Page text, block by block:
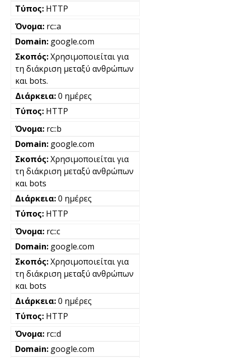
HTTP
rc::a
google.com
Χρησιμοποιείται για
τη διάκριση μεταξύ ανθρώπων
και bots.
0 ημέρες
HTTP
rc::b
google.com
Χρησιμοποιείται για
τη διάκριση μεταξύ ανθρώπων
και bots
0 ημέρες
HTTP
rc::c
google.com
Χρησιμοποιείται για
τη διάκριση μεταξύ ανθρώπων
και bots
0 ημέρες
HTTP
rc::d
google.com